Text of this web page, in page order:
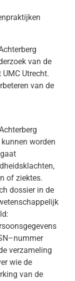
van de
Utrecht.
van de
worden
of ziektes.
dossier in de
–nummer
verzameling
wie de
van de